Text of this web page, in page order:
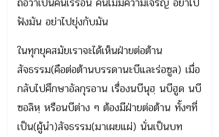
ฟังมัน อย่าไปยุ่งกับมัน
ในทุกยุคสมัยเราจะได้เห็นฝ่ายต่อต้าน
สัจธรรม(คือต่อต้านบรรดานะบีและร่อซูล) เมื่อ
กลับไปศึกษาอัลกุรอาน เรื่องนบีนุฮฺ นบีฮูด นบี
ซอลิหฺ หรือนบีต่าง ๆ ต้องมีฝ่ายต่อต้าน ทั้งๆที่
เป็น(ผู้นำ)สัจธรรม(มาเผยแผ่) นั่นเป็นบท